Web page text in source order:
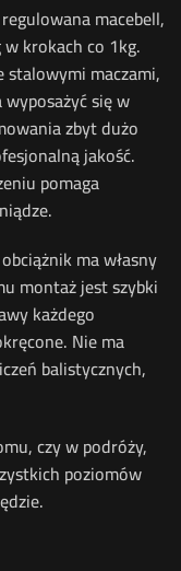
macebell,
krokach co 1kg.
stalowymi maczami,
się w
zbyt dużo
jakość.
pomaga
ma własny
montaż jest szybki
każdego
Nie ma
balistycznych,
czy w podróży,
poziomów